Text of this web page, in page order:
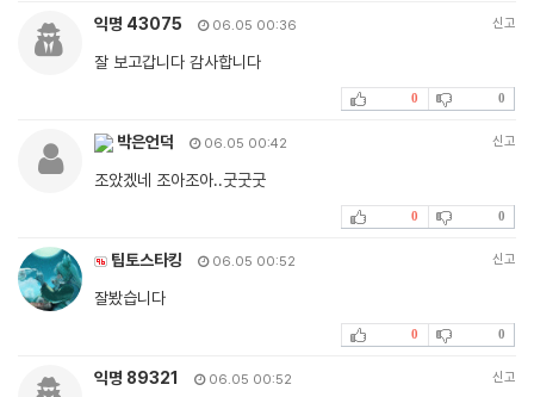
익명 43075 06.05 00:36 신고
잘 보고갑니다 감사합니다
0 0
박은언덕 06.05 00:42 신고
조았겠네 조아조아..굿굿굿
0 0
팁토스타킹 06.05 00:52 신고
잘봤습니다
0 0
익명 89321 06.05 00:52 신고